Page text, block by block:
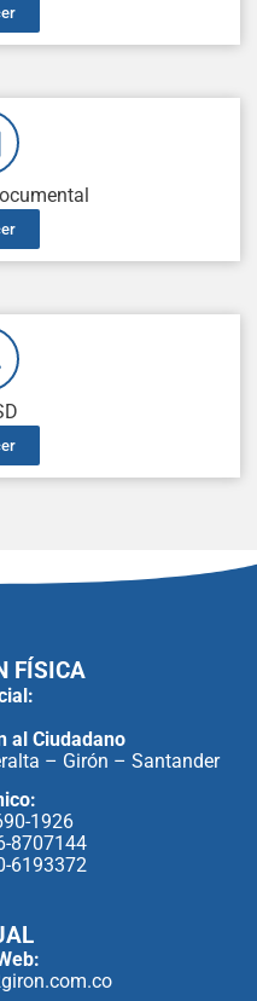
FÍSICA
al Ciudadano
– Girón – Santander
1926
8707144
6193372